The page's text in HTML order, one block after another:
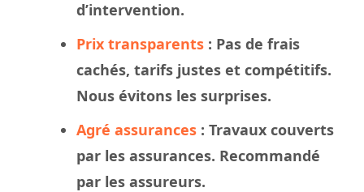
d’intervention.
Prix transparents : Pas de frais
cachés, tarifs justes et compétitifs.
Nous évitons les surprises.
Agré assurances : Travaux couverts
par les assurances. Recommandé
par les assureurs.